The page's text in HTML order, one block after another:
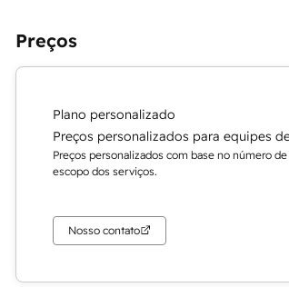
Preços
Plano personalizado
Preços personalizados para equipes
Preços personalizados com base no número
escopo dos serviços.
Nosso contato